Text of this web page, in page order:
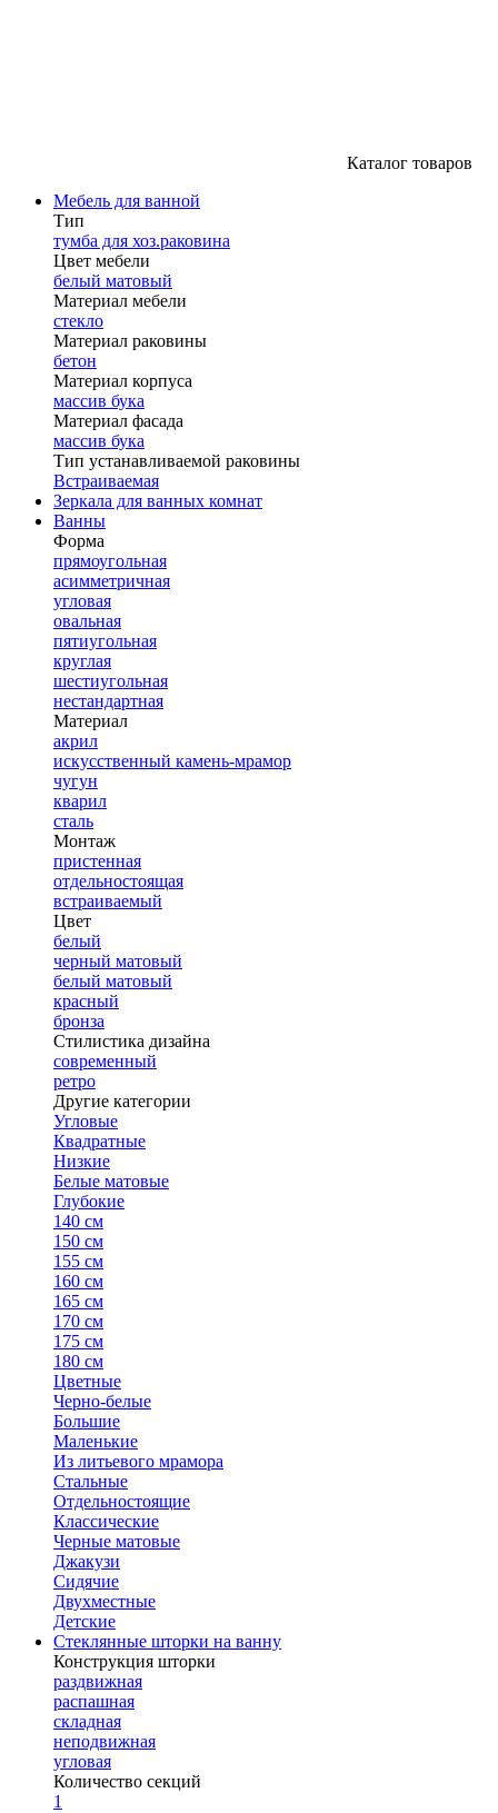
Каталог товаров
Мебель для ванной
Тип
тумба для хоз.раковина
Цвет мебели
белый матовый
Материал мебели
стекло
Материал раковины
бетон
Материал корпуса
массив бука
Материал фасада
массив бука
Тип устанавливаемой раковины
Встраиваемая
Зеркала для ванных комнат
Ванны
Форма
прямоугольная
асимметричная
угловая
овальная
пятиугольная
круглая
шестиугольная
нестандартная
Материал
акрил
искусственный камень-мрамор
чугун
кварил
сталь
Монтаж
пристенная
отдельностоящая
встраиваемый
Цвет
белый
черный матовый
белый матовый
красный
бронза
Стилистика дизайна
современный
ретро
Другие категории
Угловые
Квадратные
Низкие
Белые матовые
Глубокие
140 см
150 см
155 см
160 см
165 см
170 см
175 см
180 см
Цветные
Черно-белые
Большие
Маленькие
Из литьевого мрамора
Стальные
Отдельностоящие
Классические
Черные матовые
Джакузи
Сидячие
Двухместные
Детские
Стеклянные шторки на ванну
Конструкция шторки
раздвижная
распашная
складная
неподвижная
угловая
Количество секций
1